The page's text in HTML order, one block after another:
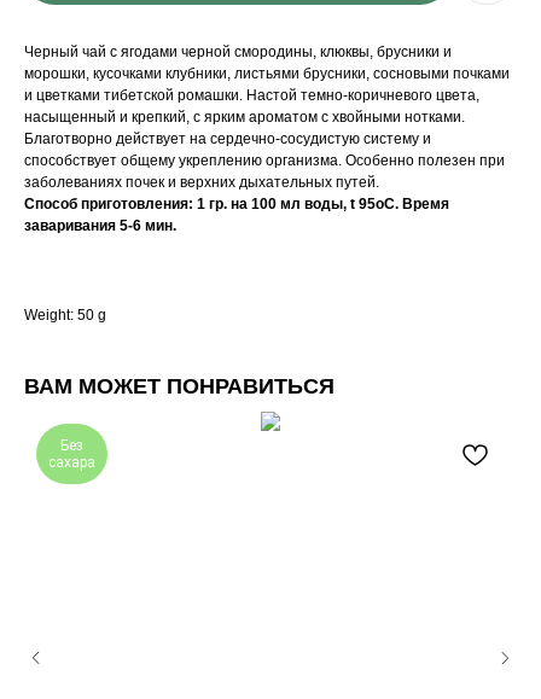
Черный чай с ягодами черной смородины, клюквы, брусники и
морошки, кусочками клубники, листьями брусники, сосновыми почками
и цветками тибетской ромашки. Настой темно-коричневого цвета,
насыщенный и крепкий, с ярким ароматом с хвойными нотками.
Благотворно действует на сердечно-сосудистую систему и
способствует общему укреплению организма. Особенно полезен при
заболеваниях почек и верхних дыхательных путей.
Способ приготовления: 1 гр. на 100 мл воды, t 95оC. Время
заваривания 5-6 мин.
Weight: 50 g
ВАМ МОЖЕТ ПОНРАВИТЬСЯ
Без
сахара